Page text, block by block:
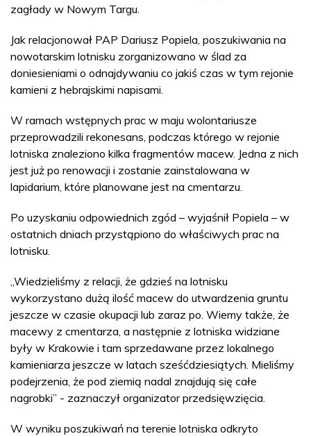
zagłady w Nowym Targu.
Jak relacjonował PAP Dariusz Popiela, poszukiwania na
nowotarskim lotnisku zorganizowano w ślad za
doniesieniami o odnajdywaniu co jakiś czas w tym rejonie
kamieni z hebrajskimi napisami.
W ramach wstępnych prac w maju wolontariusze
przeprowadzili rekonesans, podczas którego w rejonie
lotniska znaleziono kilka fragmentów macew. Jedna z nich
jest już po renowacji i zostanie zainstalowana w
lapidarium, które planowane jest na cmentarzu.
Po uzyskaniu odpowiednich zgód – wyjaśnił Popiela – w
ostatnich dniach przystąpiono do właściwych prac na
lotnisku.
„Wiedzieliśmy z relacji, że gdzieś na lotnisku
wykorzystano dużą ilość macew do utwardzenia gruntu
jeszcze w czasie okupacji lub zaraz po. Wiemy także, że
macewy z cmentarza, a następnie z lotniska widziane
były w Krakowie i tam sprzedawane przez lokalnego
kamieniarza jeszcze w latach sześćdziesiątych. Mieliśmy
podejrzenia, że pod ziemią nadal znajdują się całe
nagrobki” - zaznaczył organizator przedsięwzięcia.
W wyniku poszukiwań na terenie lotniska odkryto